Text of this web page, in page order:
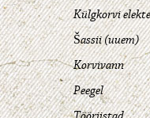
Külgkorvi
Šassii (uuem)
Korvivann
Peegel